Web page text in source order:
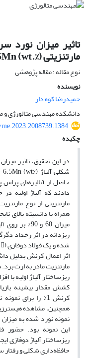
تاثیر میزان نورد
مارتنزیتی Fe-9.5Ni-6.5Mn (wt.%)
نوع مقاله : مقاله پژوهشی
نویسنده
حمیدرضا کوه دار
دانشکده مهندسی متالورژی و
چکیده
در این تحقیق، تاثیر
حاصل از آنالیزهای
دادند که آلیاژ اولیه در
همراه با دانسیته بالای
اثر اعمال کرنش بدلیل
مارتنزیت مادر به ارث
ریزساختار آلیاژ اولیه
همچنین، مشاهده
این نمونه بود. حضور
ریزساختار آلیاژ دوفازی
حافظه‌داری شکلی و رفتار